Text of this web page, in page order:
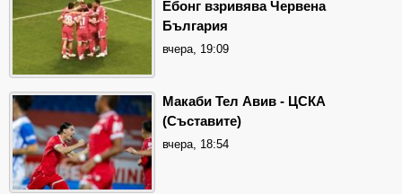
Ебонг взривява Червена
България
вчера, 19:09
Макаби Тел Авив - ЦСКА
(Съставите)
вчера, 18:54